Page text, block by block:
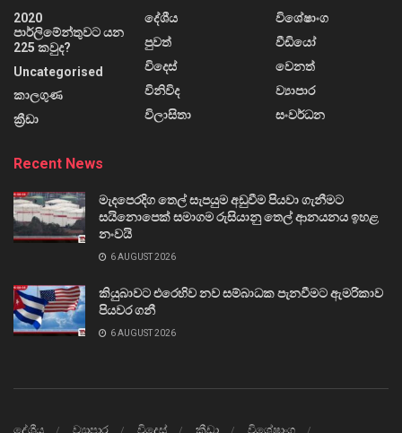
2020
පාර්ලිමේන්තුවට යන
225 කවුද?
Uncategorised
කාලගුණ
ක්‍රීඩා
දේශීය
පුවත්
විදෙස්
විනිවිද
විලාසිතා
විශේෂාංග
වීඩියෝ
වෙනත්
ව්‍යාපාර
සංවර්ධන
Recent News
මැදපෙරදිග තෙල් සැපයුම අඩුවීම පියවා ගැනීමට
සයිනොපෙක් සමාගම රුසියානු තෙල් ආනයනය ඉහළ
නංවයි
6 AUGUST 2026
කියුබාවට එරෙහිව නව සම්බාධක පැනවීමට ඇමරිකාව
පියවර ගනී
6 AUGUST 2026
දේශීය ව්‍යාපාර විදෙස් ක්‍රීඩා විශේෂාංග